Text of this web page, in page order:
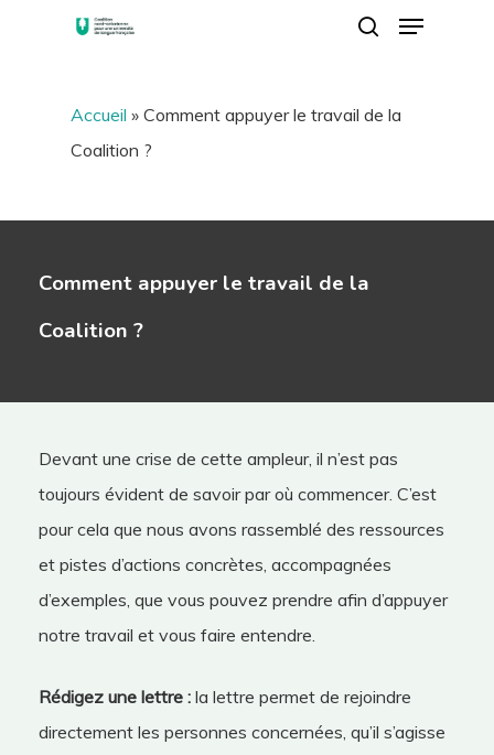
Menu
Accueil » Comment appuyer le travail de la
Coalition ?
Comment appuyer le travail de la
Coalition ?
Devant une crise de cette ampleur, il n’est pas
toujours évident de savoir par où commencer. C’est
pour cela que nous avons rassemblé des ressources
et pistes d’actions concrètes, accompagnées
d’exemples, que vous pouvez prendre afin d’appuyer
notre travail et vous faire entendre.
Rédigez une lettre : la lettre permet de rejoindre
directement les personnes concernées, qu’il s’agisse